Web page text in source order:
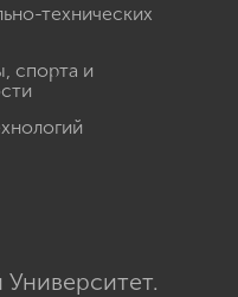
технических
спорта и